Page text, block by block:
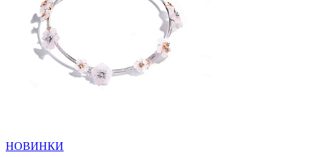
НОВИНКИ